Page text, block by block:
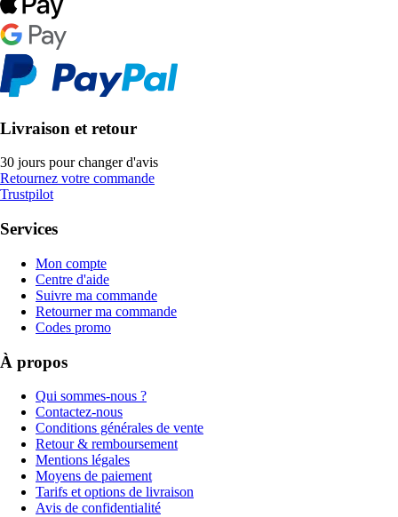
Livraison et retour
30 jours pour changer d'avis
Retournez votre commande
Trustpilot
Services
Mon compte
Centre d'aide
Suivre ma commande
Retourner ma commande
Codes promo
À propos
Qui sommes-nous ?
Contactez-nous
Conditions générales de vente
Retour & remboursement
Mentions légales
Moyens de paiement
Tarifs et options de livraison
Avis de confidentialité